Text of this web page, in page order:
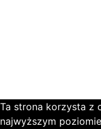
Ta strona korzysta z
najwyższym